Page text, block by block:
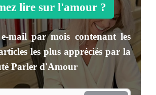
lire sur l'amour ?
mail par mois contenant les
les plus appréciés par la
Parler d'Amour